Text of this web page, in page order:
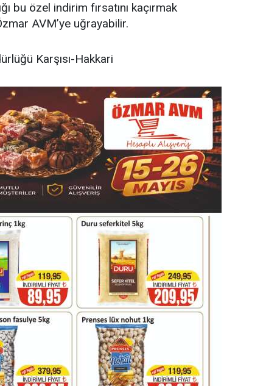
bu özel indirim fırsatını kaçırmak
AVM’ye uğrayabilir.
Karşısı-Hakkari